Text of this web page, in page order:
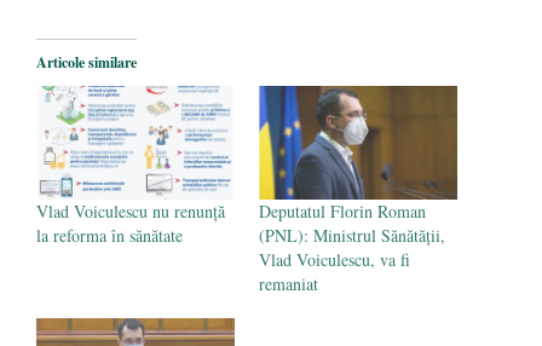
iunie 2021
LEGO a lansat primul set de jucării
dedicat comunității LGBT - 20 mai 2021
Articole similare
Vlad Voiculescu nu renunță
la reforma în sănătate
Deputatul Florin Roman
(PNL): Ministrul Sănătății,
Vlad Voiculescu, va fi
remaniat